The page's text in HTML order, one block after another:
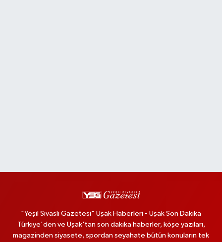
"Yeşil Sivaslı Gazetesi" Uşak Haberleri - Uşak Son Dakika
Türkiye'den ve Uşak'tan son dakika haberler, köşe yazıları,
magazinden siyasete, spordan seyahate bütün konuların tek